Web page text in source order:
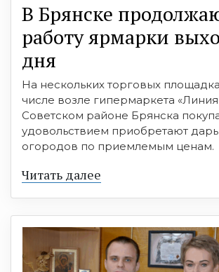
В Брянске
работу ярмарки
дня
На нескольких торговых
числе возле гипермаркета
Советском районе Брянска
удовольствием приобретают
огородов по приемлемым ценам.
Читать далее